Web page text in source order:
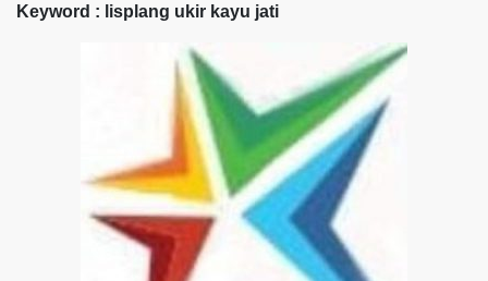
Keyword : lisplang ukir kayu jati